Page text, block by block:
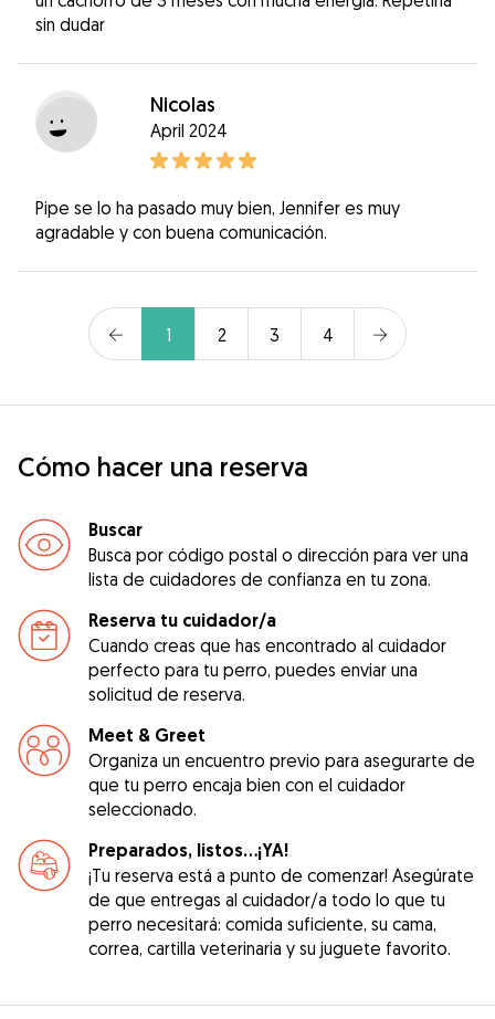
sin dudar
Nicolas
April 2024
Pipe se lo ha pasado muy bien, Jennifer es muy
agradable y con buena comunicación.
1 2 3 4
Cómo hacer una reserva
Buscar
Busca por código postal o dirección para ver una
lista de cuidadores de confianza en tu zona.
Reserva tu cuidador/a
Cuando creas que has encontrado al cuidador
perfecto para tu perro, puedes enviar una
solicitud de reserva.
Meet & Greet
Organiza un encuentro previo para asegurarte de
que tu perro encaja bien con el cuidador
seleccionado.
Preparados, listos...¡YA!
¡Tu reserva está a punto de comenzar! Asegúrate
de que entregas al cuidador/a todo lo que tu
perro necesitará: comida suficiente, su cama,
correa, cartilla veterinaria y su juguete favorito.